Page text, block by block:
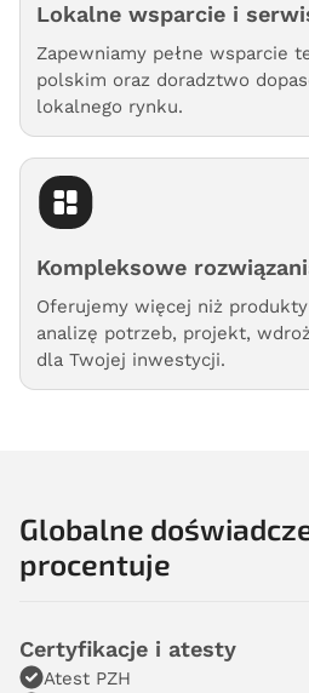
Lokalne wsparcie i
Zapewniamy pełne wsparcie
polskim oraz doradztwo
lokalnego rynku.
Kompleksowe
Oferujemy więcej niż
analizę potrzeb, projekt,
dla Twojej inwestycji.
Globalne
procentuje
Certyfikacje i atesty
Atest PZH